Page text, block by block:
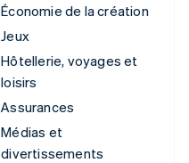
Économie de la création
Jeux
Hôtellerie, voyages et
loisirs
Assurances
Médias et
divertissements